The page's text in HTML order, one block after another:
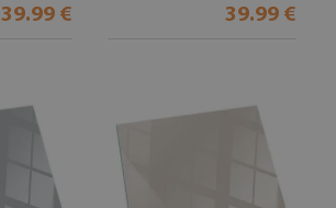
39.99 € 39.99 €